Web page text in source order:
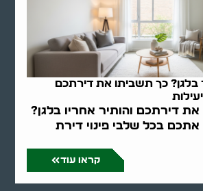
בלגן? כך תשביתו את דירתכם
דירתכם והותיר אחריו בלגן?
אתכם בכל שלבי פינוי דירת
קראו עוד